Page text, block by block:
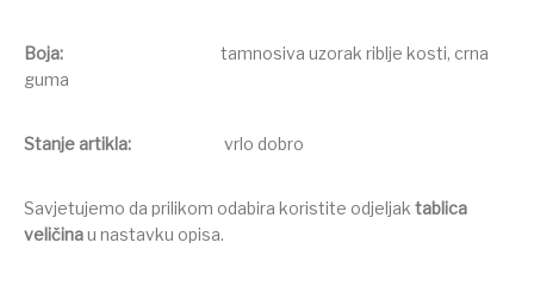
Boja:tamnosiva uzorak riblje kosti, crna
guma
Stanje artikla:vrlo dobro
Savjetujemo da prilikom odabira koristite odjeljaktablica
veličinau nastavku opisa.